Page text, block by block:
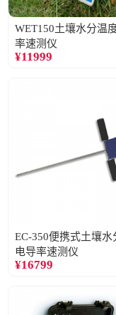
WET150土壤水分温
率速测仪
¥11999
EC-350便携式土壤水
电导率速测仪
¥16799